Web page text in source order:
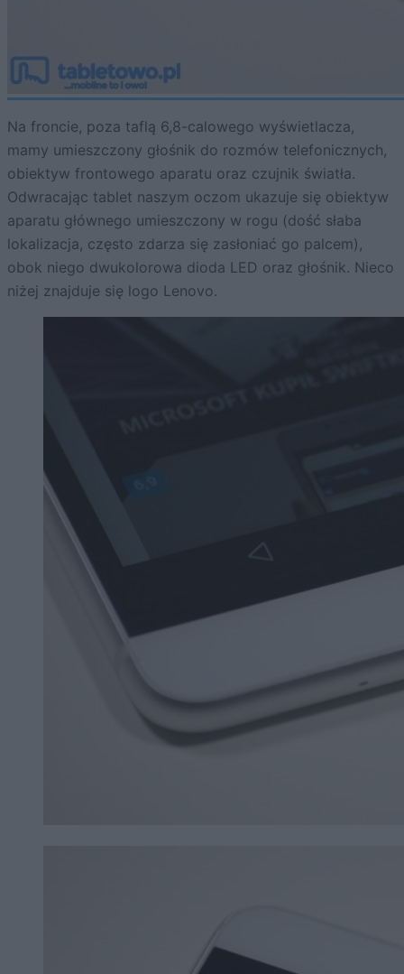
Na froncie, poza taflą 6,8-calowego wyświetlacza,
mamy umieszczony głośnik do rozmów telefonicznych,
obiektyw frontowego aparatu oraz czujnik światła.
Odwracając tablet naszym oczom ukazuje się obiektyw
aparatu głównego umieszczony w rogu (dość słaba
lokalizacja, często zdarza się zasłoniać go palcem),
obok niego dwukolorowa dioda LED oraz głośnik. Nieco
niżej znajduje się logo Lenovo.